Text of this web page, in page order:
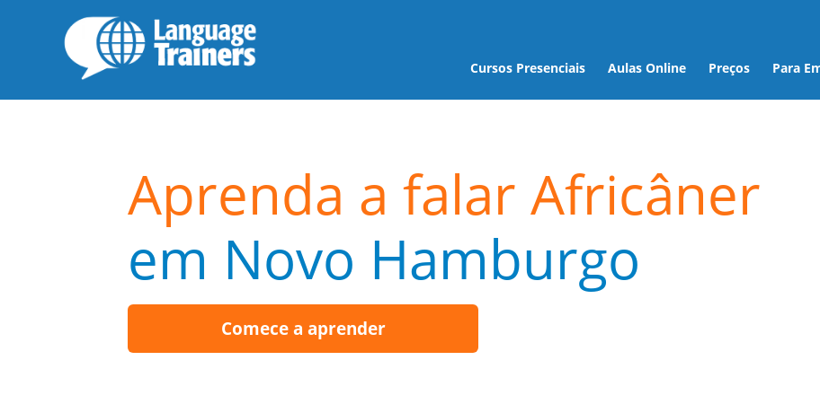
Cursos Presenciais Aulas Online Preços Para
Aprenda a falar Africâner
em Novo Hamburgo
Comece a aprender